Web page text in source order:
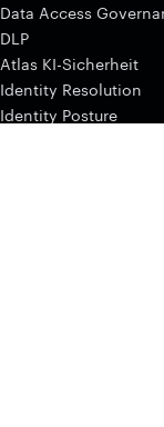
Data Access
DLP
Atlas KI-Sicherheit
Identity Resolution
Identity Posture